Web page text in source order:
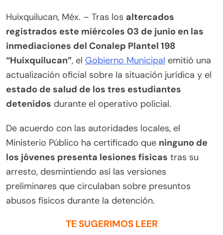
Huixquilucan, Méx. – Tras los altercados
registrados este miércoles 03 de junio en las
inmediaciones del Conalep Plantel 198
“Huixquilucan”, el Gobierno Municipal emitió una
actualización oficial sobre la situación jurídica y el
estado de salud de los tres estudiantes
detenidos durante el operativo policial.
De acuerdo con las autoridades locales, el
Ministerio Público ha certificado que ninguno de
los jóvenes presenta lesiones físicas tras su
arresto, desmintiendo así las versiones
preliminares que circulaban sobre presuntos
abusos físicos durante la detención.
TE SUGERIMOS LEER